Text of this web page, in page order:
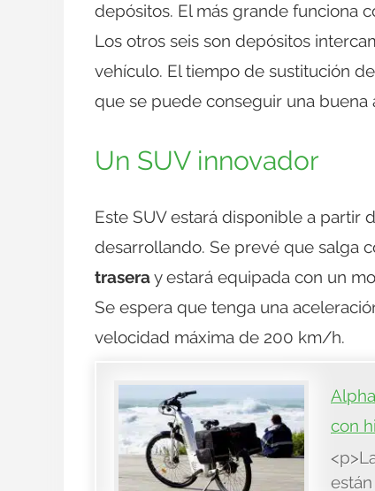
depósitos. El más grande funciona
Los otros seis son depósitos
vehículo. El tiempo de sustitución
que se puede conseguir una
Un SUV innovador
Este SUV estará disponible a partir
desarrollando. Se prevé que salga
traseray estará equipada con un
Se espera que tenga una
velocidad máxima de 200 km/h.
con